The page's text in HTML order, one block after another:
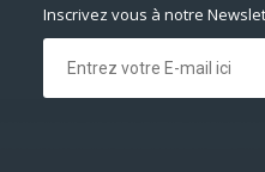
Inscrivez vous à notre